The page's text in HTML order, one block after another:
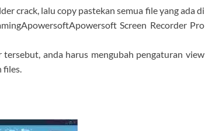
crack, lalu copy pastekan semua file yang ada di
Screen Recorder Pro
anda harus mengubah pengaturan view
files.